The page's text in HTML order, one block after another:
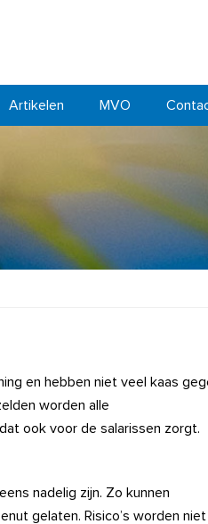
Artikelen MVO
en hebben niet veel kaas
worden alle
ook voor de salarissen zorgt.
nadelig zijn. Zo kunnen
gelaten. Risico’s worden niet